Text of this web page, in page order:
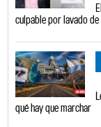
culpable por lavado
qué hay que marchar